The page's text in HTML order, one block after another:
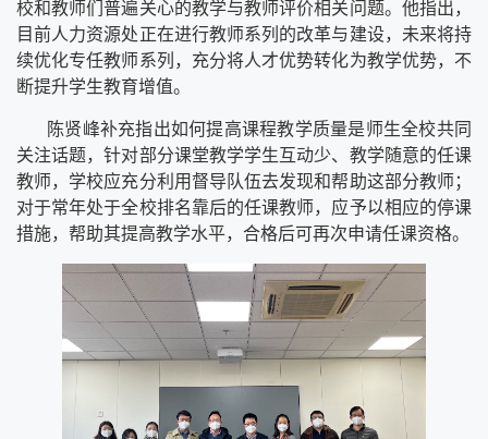
校和教师们普遍关心的教学与教师评价相关问题。他指出，
目前人力资源处正在进行教师系列的改革与建设，未来将持
续优化专任教师系列，充分将人才优势转化为教学优势，不
断提升学生教育增值。
陈贤峰补充指出如何提高课程教学质量是师生全校共同
关注话题，针对部分课堂教学学生互动少、教学随意的任课
教师，学校应充分利用督导队伍去发现和帮助这部分教师；
对于常年处于全校排名靠后的任课教师，应予以相应的停课
措施，帮助其提高教学水平，合格后可再次申请任课资格。